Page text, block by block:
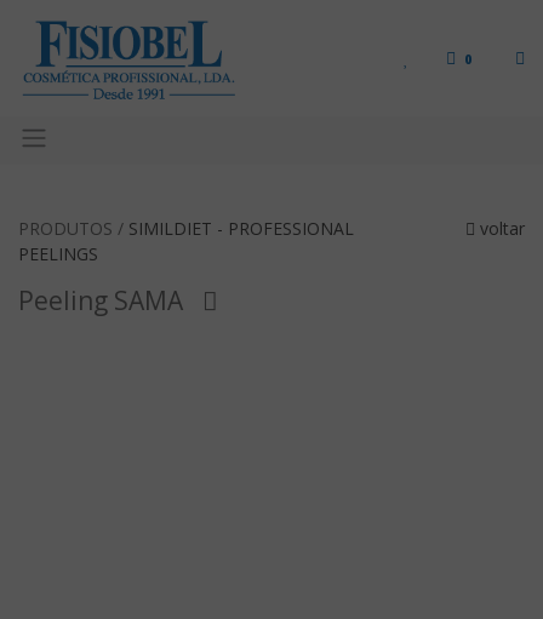
0
PRODUTOS / SIMILDIET - PROFESSIONAL
PEELINGS
voltar
Peeling SAMA